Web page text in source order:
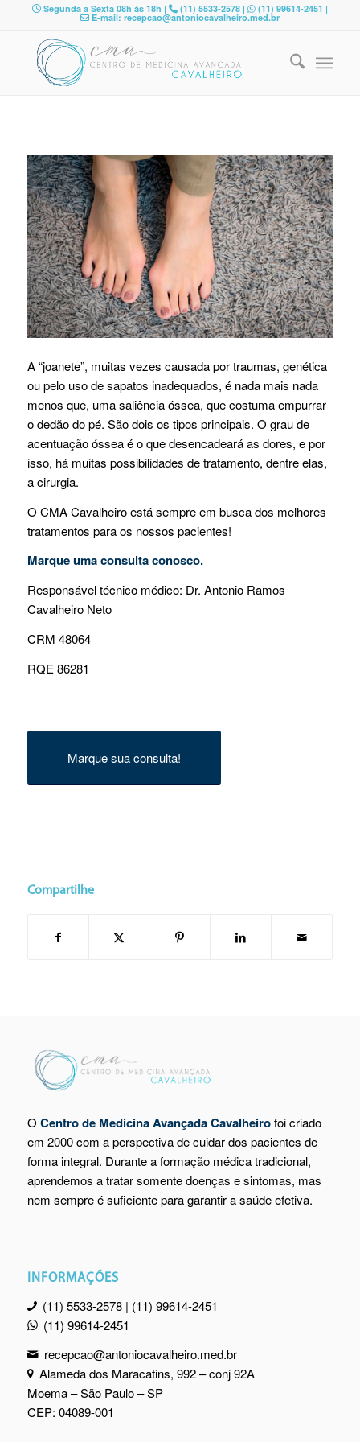
Segunda a Sexta 08h às 18h | (11) 5533-2578 | (11) 99614-2451 |
E-mail: recepcao@antoniocavalheiro.med.br
A “joanete”, muitas vezes causada por traumas, genética
ou pelo uso de sapatos inadequados, é nada mais nada
menos que, uma saliência óssea, que costuma empurrar
o dedão do pé. São dois os tipos principais. O grau de
acentuação óssea é o que desencadeará as dores, e por
isso, há muitas possibilidades de tratamento, dentre elas,
a cirurgia.
O CMA Cavalheiro está sempre em busca dos melhores
tratamentos para os nossos pacientes!
Marque uma consulta conosco.
Responsável técnico médico: Dr. Antonio Ramos
Cavalheiro Neto
CRM 48064
RQE 86281
Marque sua consulta!
Compartilhe
O Centro de Medicina Avançada Cavalheirofoi criado
em 2000 com a perspectiva de cuidar dos pacientes de
forma integral. Durante a formação médica tradicional,
aprendemos a tratar somente doenças e sintomas, mas
nem sempre é suficiente para garantir a saúde efetiva.
INFORMAÇÕES
(11) 5533-2578 | (11) 99614-2451
(11) 99614-2451
recepcao@antoniocavalheiro.med.br
Alameda dos Maracatins, 992 – conj 92A
Moema – São Paulo – SP
CEP: 04089-001